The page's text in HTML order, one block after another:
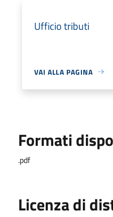
Ufficio tributi
VAI ALLA PAGINA
Formati
.pdf
Licenza di